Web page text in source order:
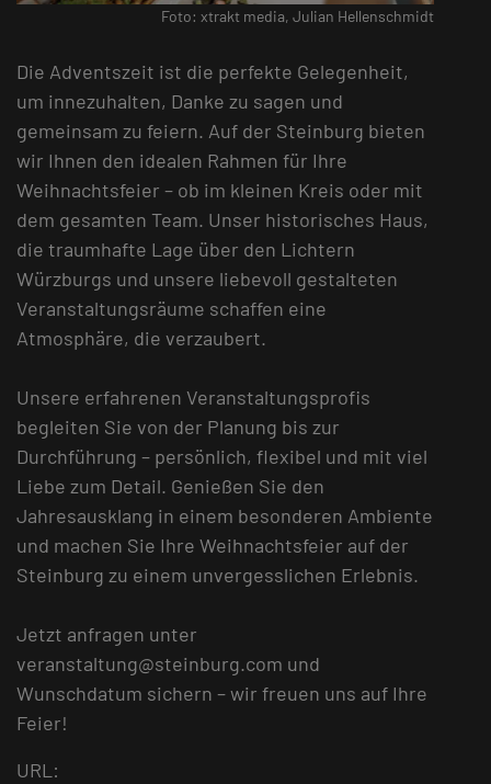
Foto: xtrakt media, Julian Hellenschmidt
Die Adventszeit ist die perfekte Gelegenheit,
um innezuhalten, Danke zu sagen und
gemeinsam zu feiern. Auf der Steinburg bieten
wir Ihnen den idealen Rahmen für Ihre
Weihnachtsfeier – ob im kleinen Kreis oder mit
dem gesamten Team. Unser historisches Haus,
die traumhafte Lage über den Lichtern
Würzburgs und unsere liebevoll gestalteten
Veranstaltungsräume schaffen eine
Atmosphäre, die verzaubert.
Unsere erfahrenen Veranstaltungsprofis
begleiten Sie von der Planung bis zur
Durchführung – persönlich, flexibel und mit viel
Liebe zum Detail. Genießen Sie den
Jahresausklang in einem besonderen Ambiente
und machen Sie Ihre Weihnachtsfeier auf der
Steinburg zu einem unvergesslichen Erlebnis.
Jetzt anfragen unter
veranstaltung@steinburg.com und
Wunschdatum sichern – wir freuen uns auf Ihre
Feier!
URL: